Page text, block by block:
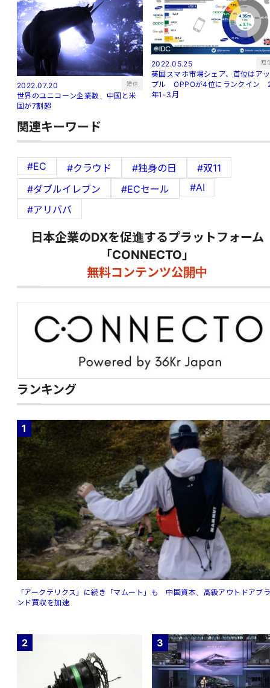
2022.07.20 短信
世界のユニコーン企業数、中国と米
国が7割超
2022.05.25 短
英国スマホ市場シェア、首位はアッ
プル OPPOが4位にランクイン
年1-3月
関連キーワード
#EC #クラウド #独身の日
#双11
#ダブルイレブン
#ECセール
#AI
#アリババ
日本企業のDXを促進するプラットフォーム
「CONNECTO」
無料コンテンツ公開中
ランキング
1
「アークテリクス」に続き「マムート」も 中国資本、高級アウトドアブ
ンド買収を加速
2 3